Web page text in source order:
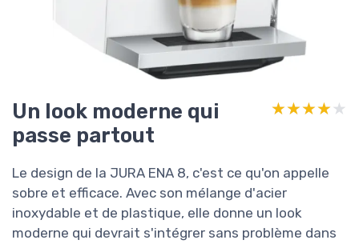
Un look moderne qui
passe partout
★★★★★
★★★★★
Le design de la JURA ENA 8, c'est ce qu'on appelle
sobre et efficace. Avec son mélange d'acier
inoxydable et de plastique, elle donne un look
moderne qui devrait s'intégrer sans problème dans